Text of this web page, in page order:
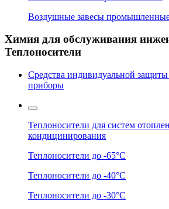
Воздушные завесы
Химия для обслуживания
Теплоносители
Средства индивидуальной
приборы
Теплоносители для систем
кондицинирования
Теплоносители до -65°C
Теплоносители до -40°C
Теплоносители до -30°C